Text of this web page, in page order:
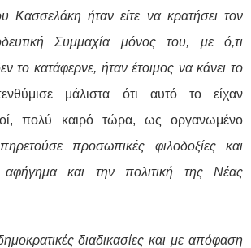
Κασσελάκη ήταν είτε να κρατήσει τον
Συμμαχία μόνος του, με ό,τι
το κατάφερνε, ήταν έτοιμος να κάνει το
μάλιστα ότι αυτό το είχαν
πολύ καιρό τώρα, ως οργανωμένο
προσωπικές φιλοδοξίες και
και την πολιτική της Νέας
διαδικασίες και με απόφαση